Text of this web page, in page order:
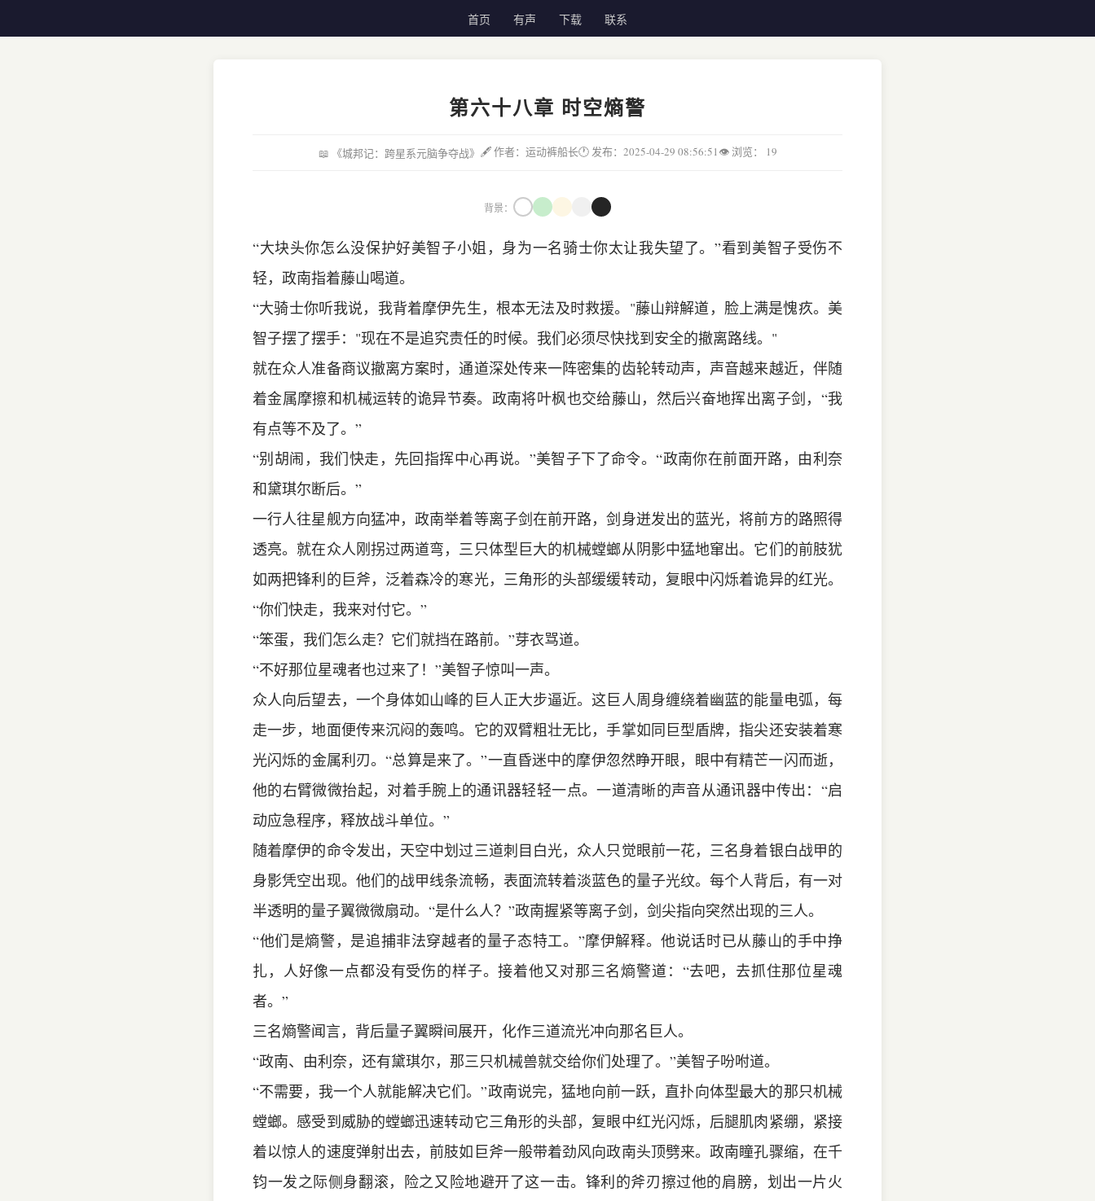
首页 有声 下载 联系
第六十八章 时空熵警
📖 《城邦记：跨星系元脑争夺战》 🖋 作者：运动裤船长🕐 发布：2025-04-29 08:56:51👁 浏览： 19
背景：
“大块头你怎么没保护好美智子小姐，身为一名骑士你太让我失望了。”看到美智子受伤不
轻，政南指着藤山喝道。
“大骑士你听我说，我背着摩伊先生，根本无法及时救援。"藤山辩解道，脸上满是愧疚。美
智子摆了摆手："现在不是追究责任的时候。我们必须尽快找到安全的撤离路线。"
就在众人准备商议撤离方案时，通道深处传来一阵密集的齿轮转动声，声音越来越近，伴随
着金属摩擦和机械运转的诡异节奏。政南将叶枫也交给藤山，然后兴奋地挥出离子剑，“我
有点等不及了。”
“别胡闹，我们快走，先回指挥中心再说。”美智子下了命令。“政南你在前面开路，由利奈
和黛琪尔断后。”
一行人往星舰方向猛冲，政南举着等离子剑在前开路，剑身迸发出的蓝光，将前方的路照得
透亮。就在众人刚拐过两道弯，三只体型巨大的机械螳螂从阴影中猛地窜出。它们的前肢犹
如两把锋利的巨斧，泛着森冷的寒光，三角形的头部缓缓转动，复眼中闪烁着诡异的红光。
“你们快走，我来对付它。”
“笨蛋，我们怎么走？它们就挡在路前。”芽衣骂道。
“不好那位星魂者也过来了！”美智子惊叫一声。
众人向后望去，一个身体如山峰的巨人正大步逼近。这巨人周身缠绕着幽蓝的能量电弧，每
走一步，地面便传来沉闷的轰鸣。它的双臂粗壮无比，手掌如同巨型盾牌，指尖还安装着寒
光闪烁的金属利刃。“总算是来了。”一直昏迷中的摩伊忽然睁开眼，眼中有精芒一闪而逝，
他的右臂微微抬起，对着手腕上的通讯器轻轻一点。一道清晰的声音从通讯器中传出：“启
动应急程序，释放战斗单位。”
随着摩伊的命令发出，天空中划过三道刺目白光，众人只觉眼前一花，三名身着银白战甲的
身影凭空出现。他们的战甲线条流畅，表面流转着淡蓝色的量子光纹。每个人背后，有一对
半透明的量子翼微微扇动。“是什么人？”政南握紧等离子剑，剑尖指向突然出现的三人。
“他们是熵警，是追捕非法穿越者的量子态特工。”摩伊解释。他说话时已从藤山的手中挣
扎，人好像一点都没有受伤的样子。接着他又对那三名熵警道：“去吧，去抓住那位星魂
者。”
三名熵警闻言，背后量子翼瞬间展开，化作三道流光冲向那名巨人。
“政南、由利奈，还有黛琪尔，那三只机械兽就交给你们处理了。”美智子吩咐道。
“不需要，我一个人就能解决它们。”政南说完，猛地向前一跃，直扑向体型最大的那只机械
螳螂。感受到威胁的螳螂迅速转动它三角形的头部，复眼中红光闪烁，后腿肌肉紧绷，紧接
着以惊人的速度弹射出去，前肢如巨斧一般带着劲风向政南头顶劈来。政南瞳孔骤缩，在千
钧一发之际侧身翻滚，险之又险地避开了这一击。锋利的斧刃擦过他的肩膀，划出一片火